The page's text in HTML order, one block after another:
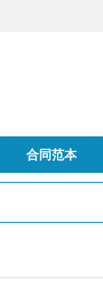
合同范本